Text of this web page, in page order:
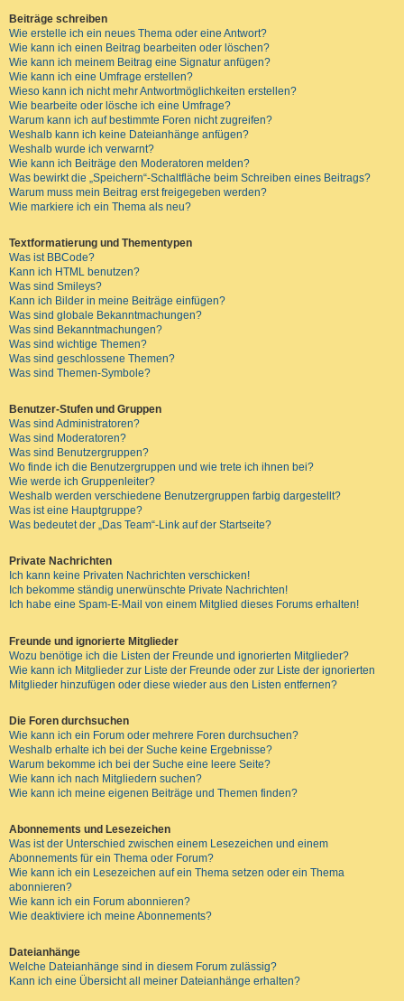
Beiträge schreiben
Wie erstelle ich ein neues Thema oder eine Antwort?
Wie kann ich einen Beitrag bearbeiten oder löschen?
Wie kann ich meinem Beitrag eine Signatur anfügen?
Wie kann ich eine Umfrage erstellen?
Wieso kann ich nicht mehr Antwortmöglichkeiten erstellen?
Wie bearbeite oder lösche ich eine Umfrage?
Warum kann ich auf bestimmte Foren nicht zugreifen?
Weshalb kann ich keine Dateianhänge anfügen?
Weshalb wurde ich verwarnt?
Wie kann ich Beiträge den Moderatoren melden?
Was bewirkt die „Speichern“-Schaltfläche beim Schreiben eines Beitrags?
Warum muss mein Beitrag erst freigegeben werden?
Wie markiere ich ein Thema als neu?
Textformatierung und Thementypen
Was ist BBCode?
Kann ich HTML benutzen?
Was sind Smileys?
Kann ich Bilder in meine Beiträge einfügen?
Was sind globale Bekanntmachungen?
Was sind Bekanntmachungen?
Was sind wichtige Themen?
Was sind geschlossene Themen?
Was sind Themen-Symbole?
Benutzer-Stufen und Gruppen
Was sind Administratoren?
Was sind Moderatoren?
Was sind Benutzergruppen?
Wo finde ich die Benutzergruppen und wie trete ich ihnen bei?
Wie werde ich Gruppenleiter?
Weshalb werden verschiedene Benutzergruppen farbig dargestellt?
Was ist eine Hauptgruppe?
Was bedeutet der „Das Team“-Link auf der Startseite?
Private Nachrichten
Ich kann keine Privaten Nachrichten verschicken!
Ich bekomme ständig unerwünschte Private Nachrichten!
Ich habe eine Spam-E-Mail von einem Mitglied dieses Forums erhalten!
Freunde und ignorierte Mitglieder
Wozu benötige ich die Listen der Freunde und ignorierten Mitglieder?
Wie kann ich Mitglieder zur Liste der Freunde oder zur Liste der ignorierten
Mitglieder hinzufügen oder diese wieder aus den Listen entfernen?
Die Foren durchsuchen
Wie kann ich ein Forum oder mehrere Foren durchsuchen?
Weshalb erhalte ich bei der Suche keine Ergebnisse?
Warum bekomme ich bei der Suche eine leere Seite?
Wie kann ich nach Mitgliedern suchen?
Wie kann ich meine eigenen Beiträge und Themen finden?
Abonnements und Lesezeichen
Was ist der Unterschied zwischen einem Lesezeichen und einem
Abonnements für ein Thema oder Forum?
Wie kann ich ein Lesezeichen auf ein Thema setzen oder ein Thema
abonnieren?
Wie kann ich ein Forum abonnieren?
Wie deaktiviere ich meine Abonnements?
Dateianhänge
Welche Dateianhänge sind in diesem Forum zulässig?
Kann ich eine Übersicht all meiner Dateianhänge erhalten?